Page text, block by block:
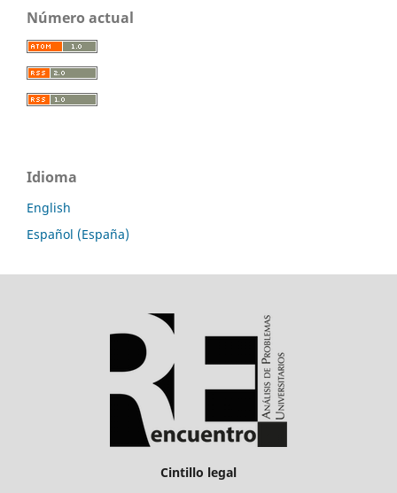
Número actual
Idioma
English
Español (España)
Cintillo legal